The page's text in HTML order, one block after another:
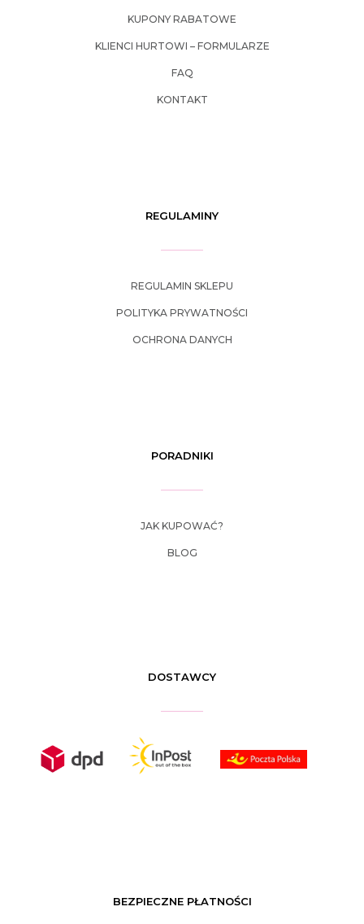
KUPONY RABATOWE
KLIENCI HURTOWI – FORMULARZE
FAQ
KONTAKT
REGULAMINY
REGULAMIN SKLEPU
POLITYKA PRYWATNOŚCI
OCHRONA DANYCH
PORADNIKI
JAK KUPOWAĆ?
BLOG
DOSTAWCY
BEZPIECZNE PŁATNOŚCI